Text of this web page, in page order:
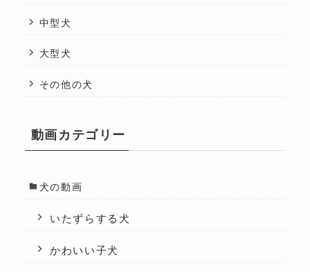
中型犬
大型犬
その他の犬
動画カテゴリー
犬の動画
いたずらする犬
かわいい子犬